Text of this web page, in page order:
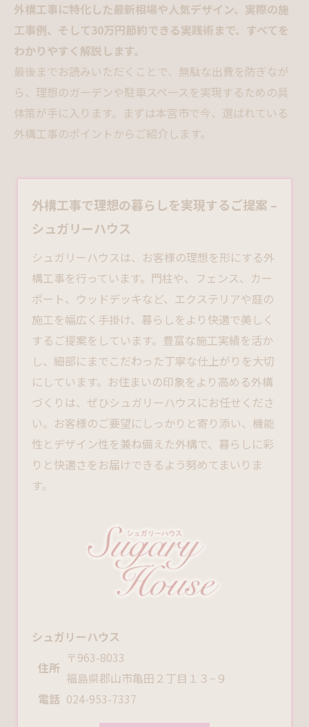
外構工事に特化した最新相場や人気デザイン、実際の施
工事例、そして30万円節約できる実践術まで、すべてを
わかりやすく解説します。
最後までお読みいただくことで、無駄な出費を防ぎなが
ら、理想のガーデンや駐車スペースを実現するための具
体策が手に入ります。まずは本宮市で今、選ばれている
外構工事のポイントからご紹介します。
外構工事で理想の暮らしを実現するご提案 –
シュガリーハウス
シュガリーハウスは、お客様の理想を形にする外
構工事を行っています。門柱や、フェンス、カー
ポート、ウッドデッキなど、エクステリアや庭の
施工を幅広く手掛け、暮らしをより快適で美しく
するご提案をしています。豊富な施工実績を活か
し、細部にまでこだわった丁寧な仕上がりを大切
にしています。お住まいの印象をより高める外構
づくりは、ぜひシュガリーハウスにお任せくださ
い。お客様のご要望にしっかりと寄り添い、機能
性とデザイン性を兼ね備えた外構で、暮らしに彩
りと快適さをお届けできるよう努めてまいりま
す。
シュガリーハウス
住所
〒963-8033
福島県郡山市亀田２丁目１３−９
電話 024-953-7337